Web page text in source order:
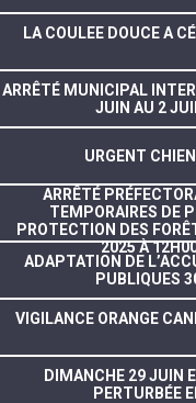
LA COULEE DOUCE A
ARRÊTÉ MUNICIPAL
JUIN AU 2
URGENT
ARRÊTÉ
TEMPORAIRES DE
PROTECTION DES
2025 À
ADAPTATION DE
PUBLIQUES
VIGILANCE ORANGE
DIMANCHE 29 JUIN
PERTURBÉE